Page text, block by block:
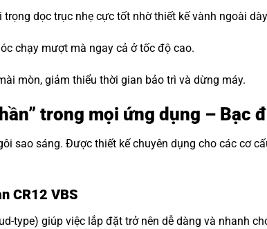
dọc trục nhẹ cực tốt nhờ thiết kế vành ngoài
chạy mượt mà ngay cả ở tốc độ cao.
mòn, giảm thiểu thời gian bảo trì và dừng máy.
trong mọi ứng dụng – Bạc
sao sáng. Được thiết kế chuyên dụng cho các cơ
CR12 VBS
type) giúp việc lắp đặt trở nên dễ dàng và nhanh